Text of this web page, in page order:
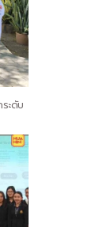
ะดับ